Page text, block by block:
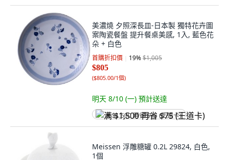
美濃燒 夕照深長皿-日本製 獨特花卉圖
案陶瓷餐盤 提升餐桌美感, 1入, 藍色花
朵 + 白色
首購折扣價 19%$1,005
$805
($805.00/1個)
明天 8/10 (一) 預計送達
满 $1,500 再省 $75 (王道卡)
Meissen 浮雕糖罐 0.2L 29824, 白色,
1個